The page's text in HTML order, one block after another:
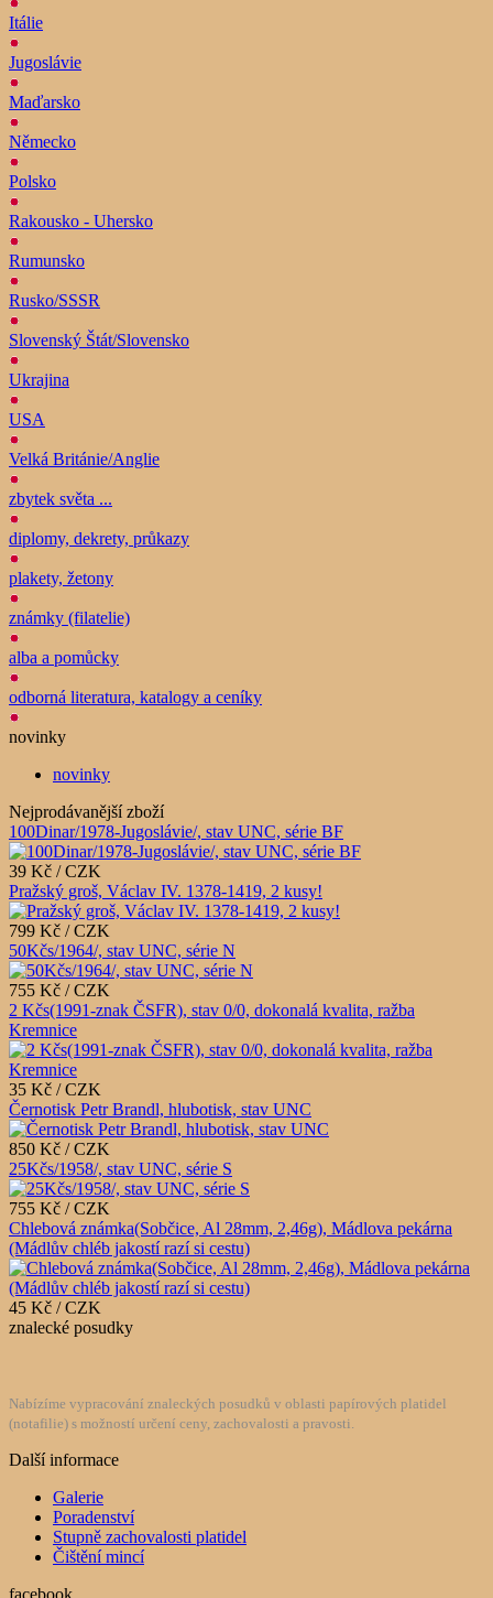
Itálie
Jugoslávie
Maďarsko
Německo
Polsko
Rakousko - Uhersko
Rumunsko
Rusko/SSSR
Slovenský Štát/Slovensko
Ukrajina
USA
Velká Británie/Anglie
zbytek světa ...
diplomy, dekrety, průkazy
plakety, žetony
známky (filatelie)
alba a pomůcky
odborná literatura, katalogy a ceníky
novinky
novinky
Nejprodávanější zboží
100Dinar/1978-Jugoslávie/, stav UNC, série BF
39 Kč / CZK
Pražský groš, Václav IV. 1378-1419, 2 kusy!
799 Kč / CZK
50Kčs/1964/, stav UNC, série N
755 Kč / CZK
2 Kčs(1991-znak ČSFR), stav 0/0, dokonalá kvalita, ražba
Kremnice
35 Kč / CZK
Černotisk Petr Brandl, hlubotisk, stav UNC
850 Kč / CZK
25Kčs/1958/, stav UNC, série S
755 Kč / CZK
Chlebová známka(Sobčice, Al 28mm, 2,46g), Mádlova pekárna
(Mádlův chléb jakostí razí si cestu)
45 Kč / CZK
znalecké posudky
Nabízíme vypracování znaleckých posudků v oblasti papírových platidel
(notafilie) s možností určení ceny, zachovalosti a pravosti.
Další informace
Galerie
Poradenství
Stupně zachovalosti platidel
Čištění mincí
facebook